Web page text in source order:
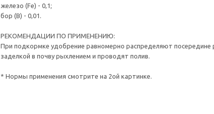
железо (Fe) - 0,1;
бор (B) - 0,01.
РЕКОМЕНДАЦИИ ПО ПРИМЕНЕНИЮ:
При подкормке удобрение равномерно распределяют посередине
заделкой в почву рыхлением и проводят полив.
* Нормы применения смотрите на 2ой картинке.